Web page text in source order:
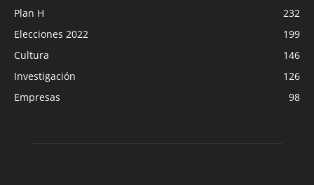
Plan H
232
Elecciones 2022
199
Cultura
146
Investigación
126
Empresas
98